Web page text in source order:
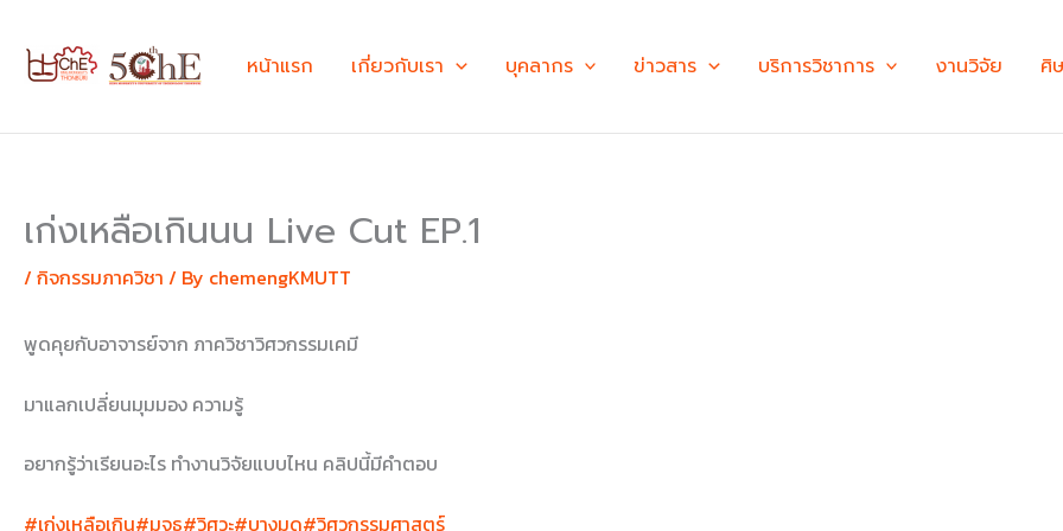
content
หน้าแรก เกี่ยวกับเรา บุคลากร ข่าวสาร บริการวิชาการ งานวิจัย ศิ
เก่งเหลือเกินนน Live Cut EP.1
/ กิจกรรมภาควิชา / By chemengKMUTT
พูดคุยกับอาจารย์จาก ภาควิชาวิศวกรรมเคมี
มาแลกเปลี่ยนมุมมอง ความรู้
อยากรู้ว่าเรียนอะไร ทำงานวิจัยแบบไหน คลิปนี้มีคำตอบ
#เก่งเหลือเกิน#มจธ#วิศวะ#บางมด#วิศวกรรมศาสตร์